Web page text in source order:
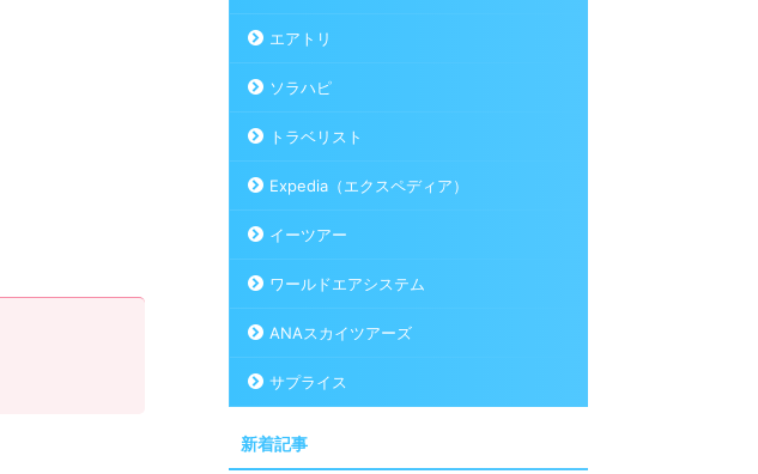
エアトリ
ソラハピ
トラベリスト
Expedia（エクスペディア）
イーツアー
ワールドエアシステム
ANAスカイツアーズ
サプライス
新着記事